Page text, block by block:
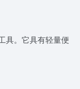
具。它具有轻量便